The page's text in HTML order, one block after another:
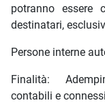
potranno essere
destinatari,
Persone interne
Finalità:
contabili e